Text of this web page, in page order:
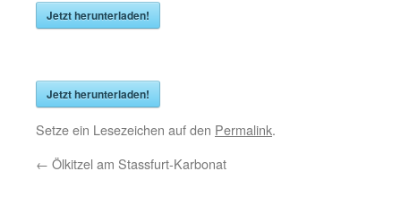
Jetzt herunterladen!
Jetzt herunterladen!
Setze ein Lesezeichen auf den Permalink.
← Ölkitzel am Stassfurt-Karbonat